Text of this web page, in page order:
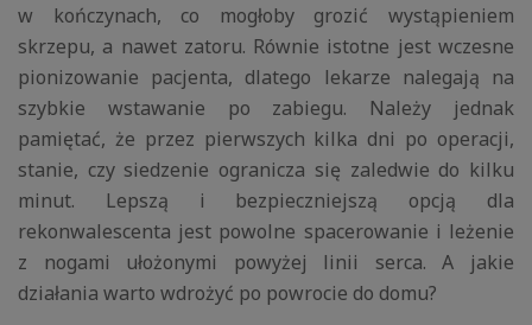
w kończynach, co mogłoby grozić wystąpieniem
skrzepu, a nawet zatoru. Równie istotne jest wczesne
pionizowanie pacjenta, dlatego lekarze nalegają na
szybkie wstawanie po zabiegu. Należy jednak
pamiętać, że przez pierwszych kilka dni po operacji,
stanie, czy siedzenie ogranicza się zaledwie do kilku
minut. Lepszą i bezpieczniejszą opcją dla
rekonwalescenta jest powolne spacerowanie i leżenie
z nogami ułożonymi powyżej linii serca. A jakie
działania warto wdrożyć po powrocie do domu?